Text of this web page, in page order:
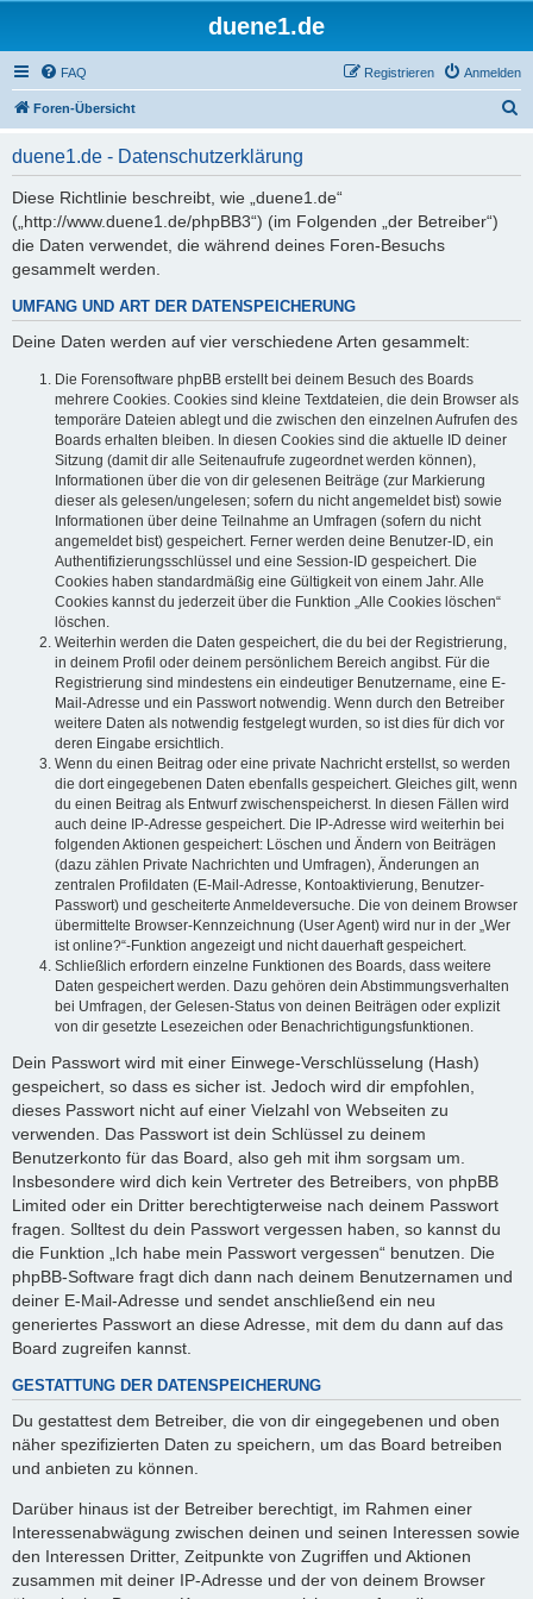
duene1.de
FAQ Anmelden
Registrieren
Foren-Übersicht
duene1.de - Datenschutzerklärung
Diese Richtlinie beschreibt, wie „duene1.de“
(„http://www.duene1.de/phpBB3“) (im Folgenden „der Betreiber“)
die Daten verwendet, die während deines Foren-Besuchs
gesammelt werden.
UMFANG UND ART DER DATENSPEICHERUNG
Deine Daten werden auf vier verschiedene Arten gesammelt:
Die Forensoftware phpBB erstellt bei deinem Besuch des Boards
mehrere Cookies. Cookies sind kleine Textdateien, die dein Browser als
temporäre Dateien ablegt und die zwischen den einzelnen Aufrufen des
Boards erhalten bleiben. In diesen Cookies sind die aktuelle ID deiner
Sitzung (damit dir alle Seitenaufrufe zugeordnet werden können),
Informationen über die von dir gelesenen Beiträge (zur Markierung
dieser als gelesen/ungelesen; sofern du nicht angemeldet bist) sowie
Informationen über deine Teilnahme an Umfragen (sofern du nicht
angemeldet bist) gespeichert. Ferner werden deine Benutzer-ID, ein
Authentifizierungsschlüssel und eine Session-ID gespeichert. Die
Cookies haben standardmäßig eine Gültigkeit von einem Jahr. Alle
Cookies kannst du jederzeit über die Funktion „Alle Cookies löschen“
löschen.
Weiterhin werden die Daten gespeichert, die du bei der Registrierung,
in deinem Profil oder deinem persönlichem Bereich angibst. Für die
Registrierung sind mindestens ein eindeutiger Benutzername, eine E-
Mail-Adresse und ein Passwort notwendig. Wenn durch den Betreiber
weitere Daten als notwendig festgelegt wurden, so ist dies für dich vor
deren Eingabe ersichtlich.
Wenn du einen Beitrag oder eine private Nachricht erstellst, so werden
die dort eingegebenen Daten ebenfalls gespeichert. Gleiches gilt, wenn
du einen Beitrag als Entwurf zwischenspeicherst. In diesen Fällen wird
auch deine IP-Adresse gespeichert. Die IP-Adresse wird weiterhin bei
folgenden Aktionen gespeichert: Löschen und Ändern von Beiträgen
(dazu zählen Private Nachrichten und Umfragen), Änderungen an
zentralen Profildaten (E-Mail-Adresse, Kontoaktivierung, Benutzer-
Passwort) und gescheiterte Anmeldeversuche. Die von deinem Browser
übermittelte Browser-Kennzeichnung (User Agent) wird nur in der „Wer
ist online?“-Funktion angezeigt und nicht dauerhaft gespeichert.
Schließlich erfordern einzelne Funktionen des Boards, dass weitere
Daten gespeichert werden. Dazu gehören dein Abstimmungsverhalten
bei Umfragen, der Gelesen-Status von deinen Beiträgen oder explizit
von dir gesetzte Lesezeichen oder Benachrichtigungsfunktionen.
Dein Passwort wird mit einer Einwege-Verschlüsselung (Hash)
gespeichert, so dass es sicher ist. Jedoch wird dir empfohlen,
dieses Passwort nicht auf einer Vielzahl von Webseiten zu
verwenden. Das Passwort ist dein Schlüssel zu deinem
Benutzerkonto für das Board, also geh mit ihm sorgsam um.
Insbesondere wird dich kein Vertreter des Betreibers, von phpBB
Limited oder ein Dritter berechtigterweise nach deinem Passwort
fragen. Solltest du dein Passwort vergessen haben, so kannst du
die Funktion „Ich habe mein Passwort vergessen“ benutzen. Die
phpBB-Software fragt dich dann nach deinem Benutzernamen und
deiner E-Mail-Adresse und sendet anschließend ein neu
generiertes Passwort an diese Adresse, mit dem du dann auf das
Board zugreifen kannst.
GESTATTUNG DER DATENSPEICHERUNG
Du gestattest dem Betreiber, die von dir eingegebenen und oben
näher spezifizierten Daten zu speichern, um das Board betreiben
und anbieten zu können.
Darüber hinaus ist der Betreiber berechtigt, im Rahmen einer
Interessenabwägung zwischen deinen und seinen Interessen sowie
den Interessen Dritter, Zeitpunkte von Zugriffen und Aktionen
zusammen mit deiner IP-Adresse und der von deinem Browser